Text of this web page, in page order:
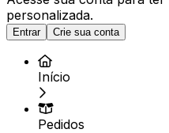
personalizada.
Entrar Crie sua conta
Início
Pedidos